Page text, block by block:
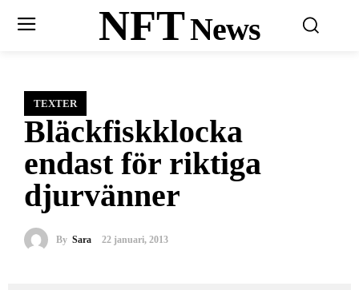
NFTNews
TEXTER
Bläckfiskklocka
endast för riktiga
djurvänner
By Sara 22 januari, 2013